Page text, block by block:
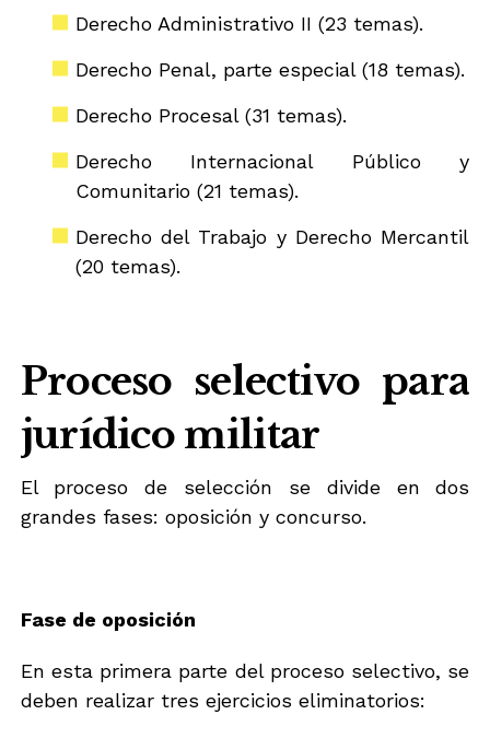
Derecho Administrativo II (23 temas).
Derecho Penal, parte especial (18 temas).
Derecho Procesal (31 temas).
Derecho Internacional Público y
Comunitario (21 temas).
Derecho del Trabajo y Derecho Mercantil
(20 temas).
Proceso selectivo para
jurídico militar
El proceso de selección se divide en dos
grandes fases: oposición y concurso.
Fase de oposición
En esta primera parte del proceso selectivo, se
deben realizar tres ejercicios eliminatorios: